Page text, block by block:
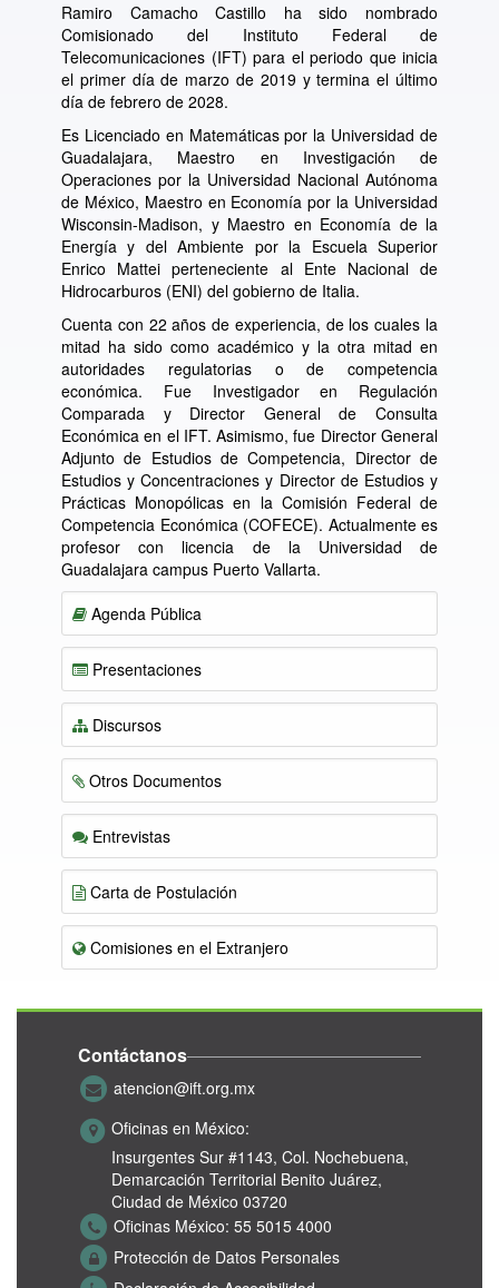
Ramiro Camacho Castillo ha sido nombrado
Comisionado del Instituto Federal de
Telecomunicaciones (IFT) para el periodo que inicia
el primer día de marzo de 2019 y termina el último
día de febrero de 2028.
Es Licenciado en Matemáticas por la Universidad de
Guadalajara, Maestro en Investigación de
Operaciones por la Universidad Nacional Autónoma
de México, Maestro en Economía por la Universidad
Wisconsin-Madison, y Maestro en Economía de la
Energía y del Ambiente por la Escuela Superior
Enrico Mattei perteneciente al Ente Nacional de
Hidrocarburos (ENI) del gobierno de Italia.
Cuenta con 22 años de experiencia, de los cuales la
mitad ha sido como académico y la otra mitad en
autoridades regulatorias o de competencia
económica. Fue Investigador en Regulación
Comparada y Director General de Consulta
Económica en el IFT. Asimismo, fue Director General
Adjunto de Estudios de Competencia, Director de
Estudios y Concentraciones y Director de Estudios y
Prácticas Monopólicas en la Comisión Federal de
Competencia Económica (COFECE). Actualmente es
profesor con licencia de la Universidad de
Guadalajara campus Puerto Vallarta.
Agenda Pública
Presentaciones
Discursos
Otros Documentos
Entrevistas
Carta de Postulación
Comisiones en el Extranjero
Contáctanos
atencion@ift.org.mx
Oficinas en México:
Insurgentes Sur #1143, Col. Nochebuena,
Demarcación Territorial Benito Juárez,
Ciudad de México 03720
Oficinas México: 55 5015 4000
Protección de Datos Personales